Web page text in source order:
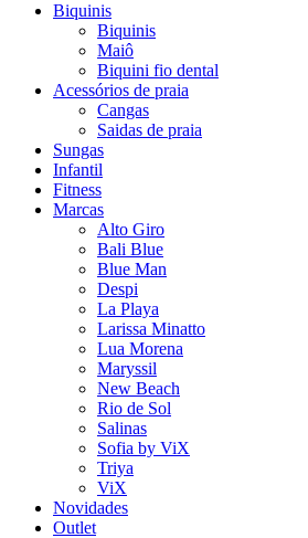
Biquinis
Biquinis
Maiô
Biquini fio dental
Acessórios de praia
Cangas
Saidas de praia
Sungas
Infantil
Fitness
Marcas
Alto Giro
Bali Blue
Blue Man
Despi
La Playa
Larissa Minatto
Lua Morena
Maryssil
New Beach
Rio de Sol
Salinas
Sofia by ViX
Triya
ViX
Novidades
Outlet